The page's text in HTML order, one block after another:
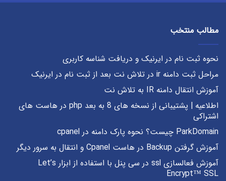
مطالب منتخب
نحوه ثبت نام در ایرنیک و دریافت شناسه کاربری
مراحل ثبت دامنه ir در تلاش نت بعد از ثبت نام در ایرنیک
آموزش انتقال دامنه IR به تلاش نت
اطلاعیه | پشتیبانی از نسخه های 8 به بعد php در هاست های
اشتراکی
ParkDomain چیست؟ نحوه پارک دامنه در cpanel
آموزش گرفتن Backup در هاست Cpanel و انتقال به سرور دیگر
آموزش فعالسازی ssl در سی پنل با استفاده از ابزار Let’s
Encrypt™ SSL